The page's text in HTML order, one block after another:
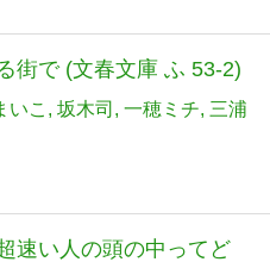
街で (文春文庫 ふ 53-2)
いこ 坂木司 一穂ミチ 三浦
速い人の頭の中ってど